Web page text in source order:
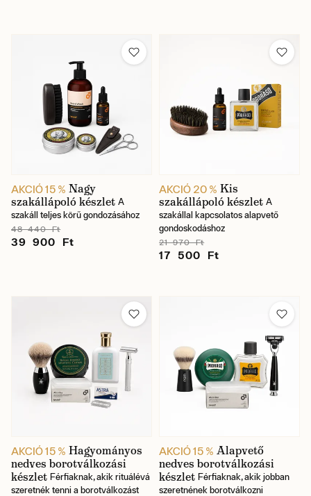
AKCIÓ 15 % Nagy
szakállápoló készlet A
szakáll teljes körű gondozásához
48 440 Ft
39 900 Ft
AKCIÓ 20 % Kis
szakállápoló készlet A
szakállal kapcsolatos alapvető
gondoskodáshoz
21 970 Ft
17 500 Ft
AKCIÓ 15 % Hagyományos
nedves borotválkozási
készlet Férfiaknak, akik rituálévá
szeretnék tenni a borotválkozást
AKCIÓ 15 % Alapvető
nedves borotválkozási
készlet Férfiaknak, akik jobban
szeretnének borotválkozni